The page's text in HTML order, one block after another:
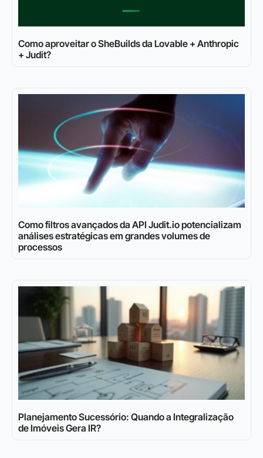
Como aproveitar o SheBuilds da Lovable + Anthropic
+ Judit?
Como filtros avançados da API Judit.io potencializam
análises estratégicas em grandes volumes de
processos
Planejamento Sucessório: Quando a Integralização
de Imóveis Gera IR?